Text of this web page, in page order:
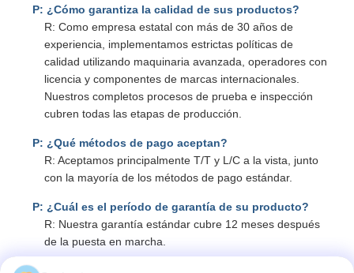
P: ¿Cómo garantiza la calidad de sus productos?
R: Como empresa estatal con más de 30 años de
experiencia, implementamos estrictas políticas de
calidad utilizando maquinaria avanzada, operadores con
licencia y componentes de marcas internacionales.
Nuestros completos procesos de prueba e inspección
cubren todas las etapas de producción.
P: ¿Qué métodos de pago aceptan?
R: Aceptamos principalmente T/T y L/C a la vista, junto
con la mayoría de los métodos de pago estándar.
P: ¿Cuál es el período de garantía de su producto?
R: Nuestra garantía estándar cubre 12 meses después
de la puesta en marcha.